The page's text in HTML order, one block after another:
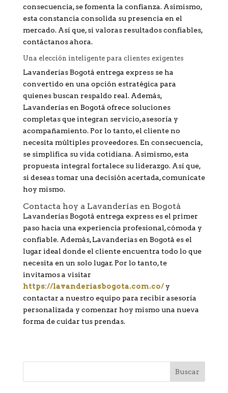
consecuencia, se fomenta la confianza. Asimismo,
esta constancia consolida su presencia en el
mercado. Así que, si valoras resultados confiables,
contáctanos ahora.
Una elección inteligente para clientes exigentes
Lavanderías Bogotá entrega express se ha
convertido en una opción estratégica para
quienes buscan respaldo real. Además,
Lavanderías en Bogotá ofrece soluciones
completas que integran servicio, asesoría y
acompañamiento. Por lo tanto, el cliente no
necesita múltiples proveedores. En consecuencia,
se simplifica su vida cotidiana. Asimismo, esta
propuesta integral fortalece su liderazgo. Así que,
si deseas tomar una decisión acertada, comunícate
hoy mismo.
Contacta hoy a Lavanderías en Bogotá
Lavanderías Bogotá entrega express es el primer
paso hacia una experiencia profesional, cómoda y
confiable. Además, Lavanderías en Bogotá es el
lugar ideal donde el cliente encuentra todo lo que
necesita en un solo lugar. Por lo tanto, te
invitamos a visitar
https://lavanderiasbogota.com.co/y
contactar a nuestro equipo para recibir asesoría
personalizada y comenzar hoy mismo una nueva
forma de cuidar tus prendas.